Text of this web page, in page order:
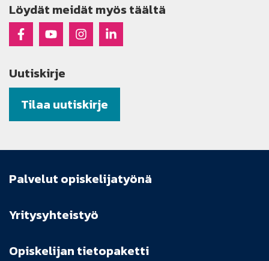
Löydät meidät myös täältä
Raseko Facebookissa
Raseko Youtubessa
Raseko Instagramissa
Raseko Linkedinissä
Uutiskirje
Tilaa uutiskirje
Palvelut opiskelijatyönä
Yritysyhteistyö
Opiskelijan tietopaketti